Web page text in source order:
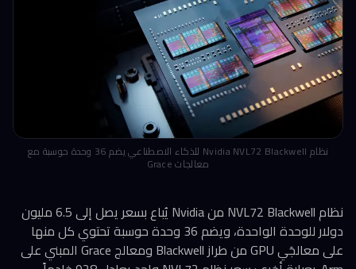
نظام Nvidia NVL72 Blackwell للذكاء الاصطناعي يضم 36 وحدة حوسبة مع
معالجات Grace
نظام NVL72 Blackwell من Nvidia يُباع بسعر يصل إلى 6.5 مليون
دولار للوحدة الواحدة، ويضم 36 وحدة حوسبة تحتوي كل منها
على معالجَي GPU من طراز Blackwell ومعالج Grace المبني على